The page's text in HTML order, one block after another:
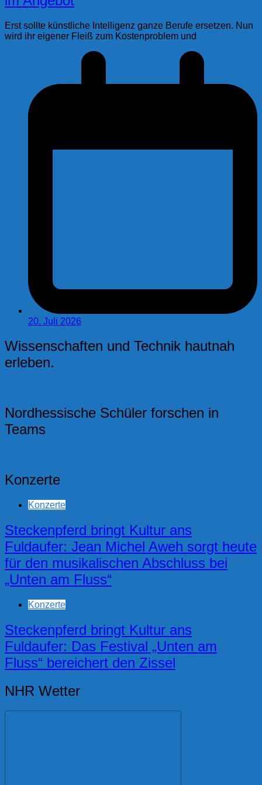
Erst sollte künstliche Intelligenz ganze Berufe ersetzen. Nun
wird ihr eigener Fleiß zum Kostenproblem und
20. Juli 2026
Wissenschaften und Technik hautnah
erleben.
Nordhessische Schüler forschen in
Teams
Konzerte
Konzerte
Steckenpferd bringt Kultur ans
Fuldaufer: Jean Michel Aweh sorgt heute
für den musikalischen Abschluss bei
„Unten am Fluss“
Konzerte
Steckenpferd bringt Kultur ans
Fuldaufer: Das Festival „Unten am
Fluss“ bereichert den Zissel
NHR Wetter